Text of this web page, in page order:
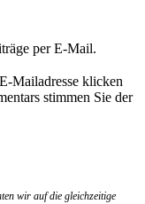
per E-Mail.
Mailadresse klicken
stimmen Sie der
wir auf die gleichzeitige